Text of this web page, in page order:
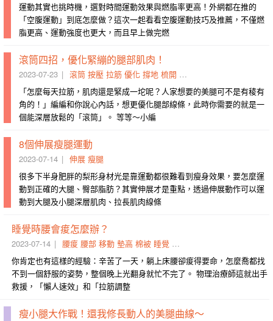
運動其實也挑時機，選對時間運動效果與燃脂率更高！外網都在推的
「空腹運動」到底怎麼做？這次一起看看空腹運動技巧及推薦，不僅燃
脂更高、運動強度也更大，而且早上做完燃
滾筒四招，優化緊繃的腿部肌肉！
2023-07-23 滾筒 按壓 拉筋 優化 撐地 梳開 梳子
「怎麼每天拉筋，肌肉還是緊成一坨呢？人家想要的美腿可不是有稜有
角的！」編編和你說心內話，想更優化腿部線條，此時你需要的就是一
個能深層放鬆的「滾筒」。 等等～小編
8個伸展瘦腿運動
2023-07-14 伸展 瘦腿
很多下半身肥胖的梨形身材光是靠運動都很難看到瘦身效果，要怎麼運
動到正確的大腿、臀部脂肪？其實伸展才是重點，透過伸展動作可以運
動到大腿及小腿深層肌肉、拉長肌肉線條
睡覺時腰會痠怎麼辦？
2023-07-14 腰痠 腰部 移動 墊高 棉被 睡覺 空隙
你肯定也有這樣的經驗：辛苦了一天，躺上床腰卻痠得要命，怎麼喬都找
不到一個舒服的姿勢，整個晚上光翻身就忙不完了。 物理治療師這就出手
救援，「懶人速效」和「拉筋調整
瘦小腿大作戰！還我修長動人的美腿曲線～